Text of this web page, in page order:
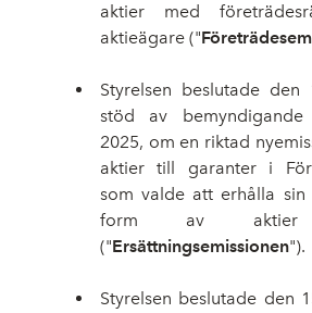
aktier med
aktieägare ("
Styrelsen beslutade
stöd av bemyndigande
2025, om en riktad
aktier till garanter i
som valde att erhålla sin
form av
("Ersättningsemissionen").
Styrelsen beslutade den